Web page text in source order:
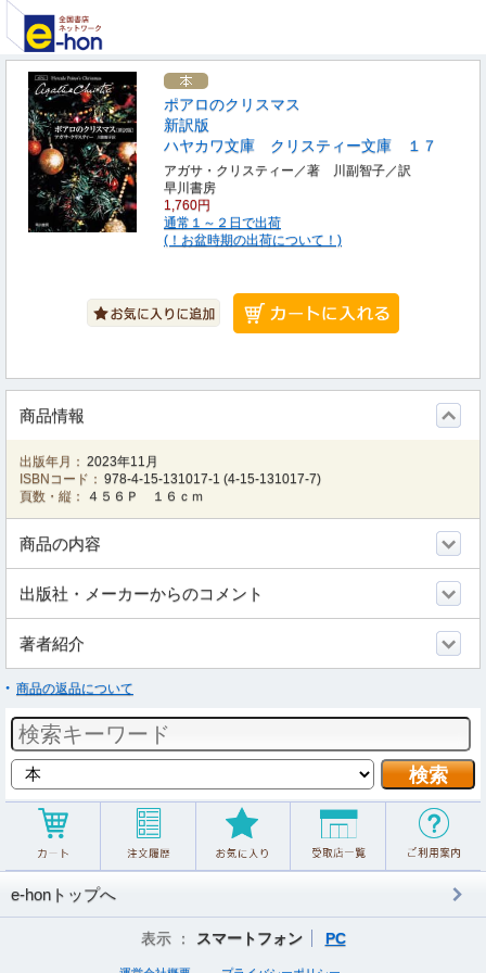
ポアロのクリスマス
新訳版
ハヤカワ文庫 クリスティー文庫 １７
アガサ・クリスティー／著 川副智子／訳
早川書房
1,760円
通常１～２日で出荷
(！お盆時期の出荷について！)
商品情報
出版年月： 2023年11月
ISBNコード： 978-4-15-131017-1 (4-15-131017-7)
頁数・縦：
４５６Ｐ １６ｃｍ
商品の内容
出版社・メーカーからのコメント
著者紹介
商品の返品について
e-honトップへ
表示 ： スマートフォン PC